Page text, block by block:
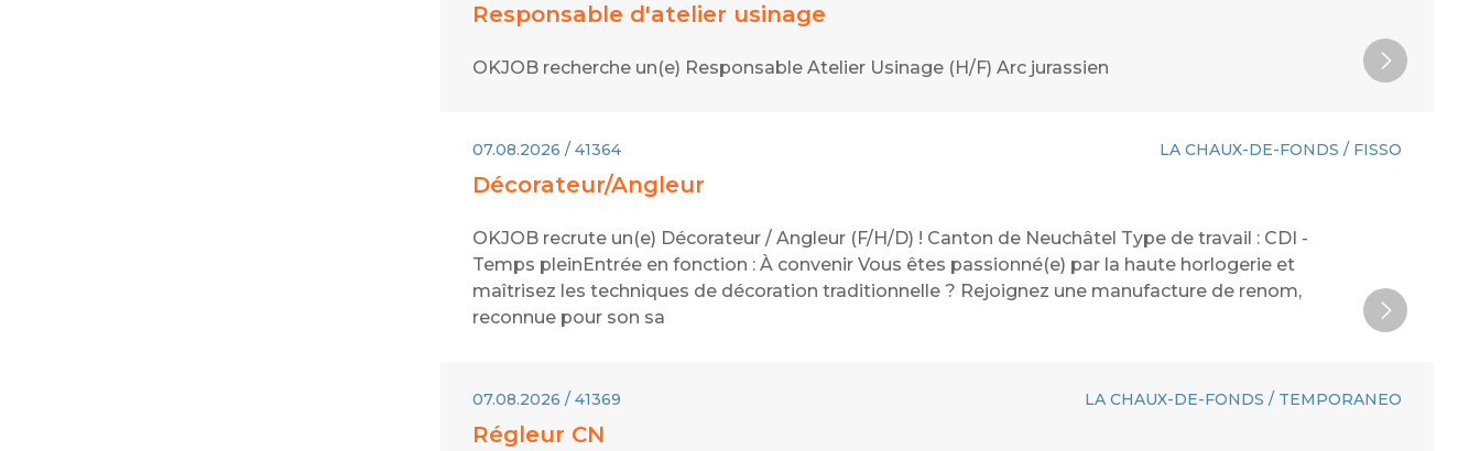
Responsable d'atelier usinage
OKJOB recherche un(e) Responsable Atelier Usinage (H/F) Arc jurassien
07.08.2026 / 41364 LA CHAUX-DE-FONDS / FISSO
Décorateur/Angleur
OKJOB recrute un(e) Décorateur / Angleur (F/H/D) ! Canton de Neuchâtel Type de travail : CDI -
Temps pleinEntrée en fonction : À convenir Vous êtes passionné(e) par la haute horlogerie et
maîtrisez les techniques de décoration traditionnelle ? Rejoignez une manufacture de renom,
reconnue pour son sa
07.08.2026 / 41369 LA CHAUX-DE-FONDS / TEMPORANEO
Régleur CN